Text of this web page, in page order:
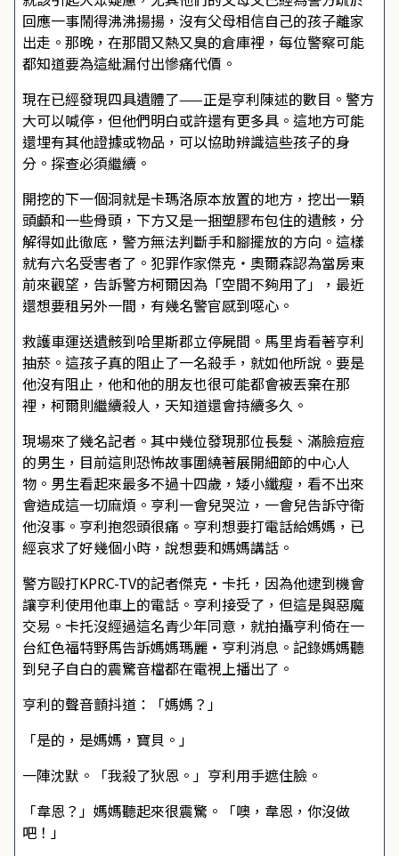
回應一事鬧得沸沸揚揚，沒有父母相信自己的孩子離家
出走。那晚，在那間又熱又臭的倉庫裡，每位警察可能
都知道要為這紕漏付出慘痛代價。
現在已經發現四具遺體了——正是亨利陳述的數目。警方
大可以喊停，但他們明白或許還有更多具。這地方可能
還埋有其他證據或物品，可以協助辨識這些孩子的身
分。探查必須繼續。
開挖的下一個洞就是卡瑪洛原本放置的地方，挖出一顆
頭顱和一些骨頭，下方又是一捆塑膠布包住的遺骸，分
解得如此徹底，警方無法判斷手和腳擺放的方向。這樣
就有六名受害者了。犯罪作家傑克・奧爾森認為當房東
前來觀望，告訴警方柯爾因為「空間不夠用了」，最近
還想要租另外一間，有幾名警官感到噁心。
救護車運送遺骸到哈里斯郡立停屍間。馬里肯看著亨利
抽菸。這孩子真的阻止了一名殺手，就如他所說。要是
他沒有阻止，他和他的朋友也很可能都會被丟棄在那
裡，柯爾則繼續殺人，天知道還會持續多久。
現場來了幾名記者。其中幾位發現那位長髮、滿臉痘痘
的男生，目前這則恐怖故事圍繞著展開細節的中心人
物。男生看起來最多不過十四歲，矮小纖瘦，看不出來
會造成這一切麻煩。亨利一會兒哭泣，一會兒告訴守衛
他沒事。亨利抱怨頭很痛。亨利想要打電話給媽媽，已
經哀求了好幾個小時，說想要和媽媽講話。
警方毆打KPRC-TV的記者傑克・卡托，因為他逮到機會
讓亨利使用他車上的電話。亨利接受了，但這是與惡魔
交易。卡托沒經過這名青少年同意，就拍攝亨利倚在一
台紅色福特野馬告訴媽媽瑪麗・亨利消息。記錄媽媽聽
到兒子自白的震驚音檔都在電視上播出了。
亨利的聲音顫抖道：「媽媽？」
「是的，是媽媽，寶貝。」
一陣沈默。「我殺了狄恩。」亨利用手遮住臉。
「韋恩？」媽媽聽起來很震驚。「噢，韋恩，你沒做
吧！」